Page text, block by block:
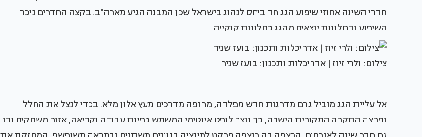
חדרי השינה אחוזי שיפוע הגג חד ביחס לנהוג בישראל שכן המבנה הגיע מארה"ב. בקצה החדרים ניכר
השיפוע והחלונות יוצאים מהגג כחלונות קוקייה.
צילום: ולרי זיוז | אדריכלות ותכנון: בועז שניר
אל עליית הגג מוביל גרם מדרגות חדש מפלדה, מחופה מדרכים מעץ אלון מלא. בכדי לנצל את החלל
נפרצה התקרה המקורית הישרה, כך נוצר לופט אינטימי המשמש כפינת עבודה וקריאה, אזור משחקים ובו